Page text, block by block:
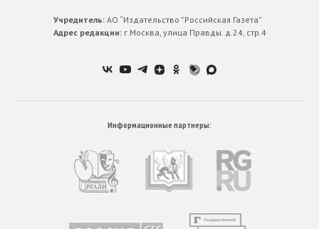
Учредитель:АО “Издательство ”Российская Газета”
Адрес редакции:г.Москва, улица Правды. д.24, стр.4
Информационные партнеры: